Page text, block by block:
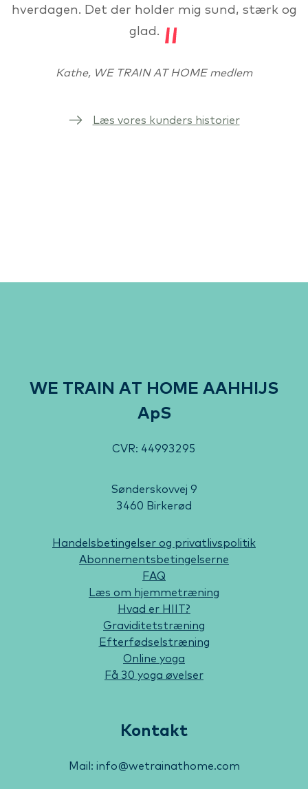
hverdagen. Det der holder mig sund, stærk og
glad.
Kathe, WE TRAIN AT HOME medlem
Læs vores kunders historier
WE TRAIN AT HOME AAHHIJS
ApS
CVR: 44993295
Sønderskovvej 9
3460 Birkerød
Handelsbetingelser og privatlivspolitik
Abonnementsbetingelserne
FAQ
Læs om hjemmetræning
Hvad er HIIT?
Graviditetstræning
Efterfødselstræning
Online yoga
Få 30 yoga øvelser
Kontakt
Mail: info@wetrainathome.com